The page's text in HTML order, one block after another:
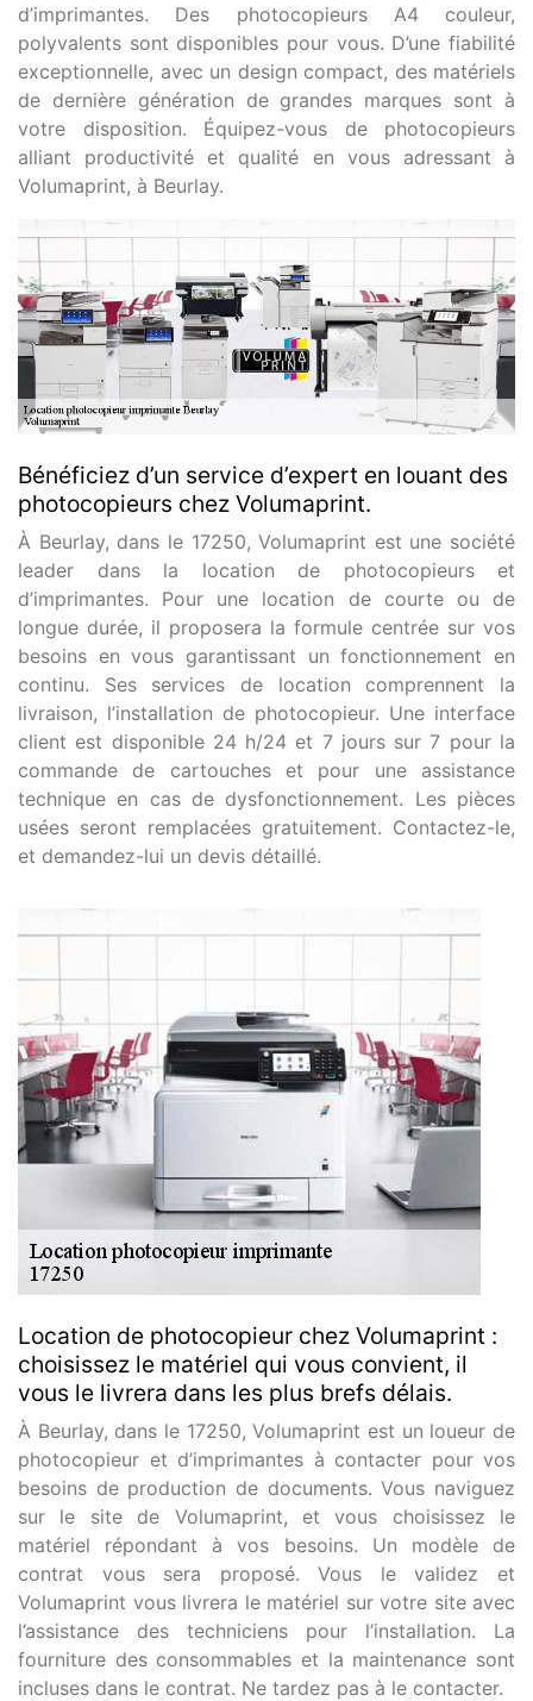
d’imprimantes. Des photocopieurs A4 couleur,
polyvalents sont disponibles pour vous. D’une fiabilité
exceptionnelle, avec un design compact, des matériels
de dernière génération de grandes marques sont à
votre disposition. Équipez-vous de photocopieurs
alliant productivité et qualité en vous adressant à
Volumaprint, à Beurlay.
Bénéficiez d’un service d’expert en louant des
photocopieurs chez Volumaprint.
À Beurlay, dans le 17250, Volumaprint est une société
leader dans la location de photocopieurs et
d’imprimantes. Pour une location de courte ou de
longue durée, il proposera la formule centrée sur vos
besoins en vous garantissant un fonctionnement en
continu. Ses services de location comprennent la
livraison, l’installation de photocopieur. Une interface
client est disponible 24 h/24 et 7 jours sur 7 pour la
commande de cartouches et pour une assistance
technique en cas de dysfonctionnement. Les pièces
usées seront remplacées gratuitement. Contactez-le,
et demandez-lui un devis détaillé.
Location de photocopieur chez Volumaprint :
choisissez le matériel qui vous convient, il
vous le livrera dans les plus brefs délais.
À Beurlay, dans le 17250, Volumaprint est un loueur de
photocopieur et d’imprimantes à contacter pour vos
besoins de production de documents. Vous naviguez
sur le site de Volumaprint, et vous choisissez le
matériel répondant à vos besoins. Un modèle de
contrat vous sera proposé. Vous le validez et
Volumaprint vous livrera le matériel sur votre site avec
l’assistance des techniciens pour l’installation. La
fourniture des consommables et la maintenance sont
incluses dans le contrat. Ne tardez pas à le contacter.